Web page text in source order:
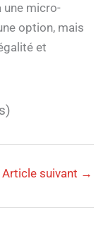
une micro-
option, mais
et
Article suivant →